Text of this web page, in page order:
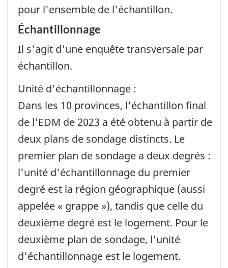
pour l'ensemble de l'échantillon.
Échantillonnage
Il s'agit d'une enquête transversale par
échantillon.
Unité d'échantillonnage :
Dans les 10 provinces, l'échantillon final
de l'EDM de 2023 a été obtenu à partir de
deux plans de sondage distincts. Le
premier plan de sondage a deux degrés :
l'unité d'échantillonnage du premier
degré est la région géographique (aussi
appelée « grappe »), tandis que celle du
deuxième degré est le logement. Pour le
deuxième plan de sondage, l'unité
d'échantillonnage est le logement.